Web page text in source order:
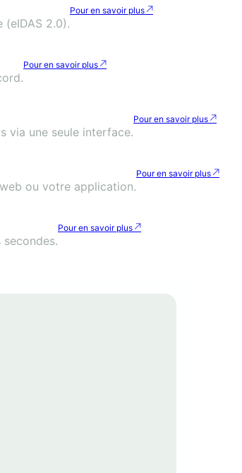
2.0).
Pour en savoir plus
Pour en savoir plus
via une seule interface.
Pour en savoir plus
ou votre application.
Pour en savoir plus
Pour en savoir plus